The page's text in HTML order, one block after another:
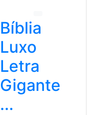
Bíblia
Luxo
Letra
Gigante
...